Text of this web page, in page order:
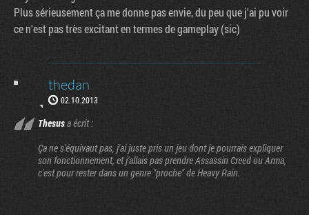
Plus sérieusement ça me donne pas envie, du peu que j'ai pu voir
ce n'est pas très excitant en termes de gameplay (sic)
thedan
02.10.2013
Thesusa écrit :
Ça ne s'équivaut pas, j'ai juste pris un jeu dont je pourrais expliquer
son fonctionnement, et j'allais pas prendre Assassin Creed ou Arma,
c'est pour rester dans un genre "proche" de Heavy Rain.